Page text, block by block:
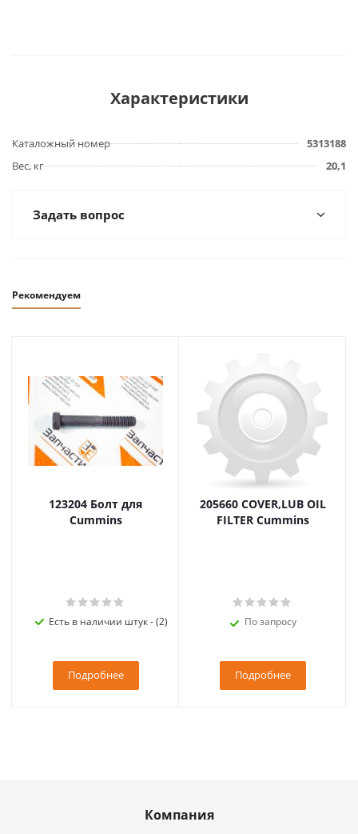
Характеристики
Каталожный номер
5313188
Вес, кг
20,1
Задать вопрос
Рекомендуем
123204 Болт для
Cummins
Есть в наличии штук - (2)
Подробнее
205660 COVER,LUB OIL
FILTER Cummins
По запросу
Подробнее
Компания